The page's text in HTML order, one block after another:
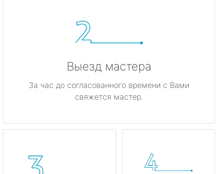
Выезд мастера
За час до согласованного времени с Вами
свяжется мастер.